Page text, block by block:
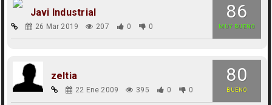
86
MUY BUENO
Javi Industrial
26 Mar 2019 207 0 0
80
BUENO
zeltia
22 Ene 2009 395 0 0